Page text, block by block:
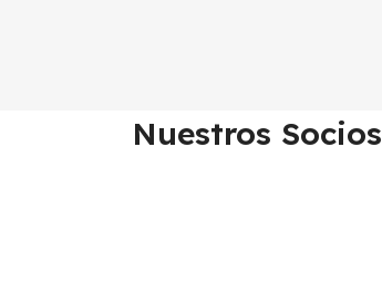
Nuestros Socios